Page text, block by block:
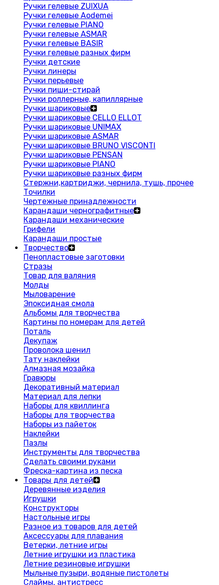
Ручки гелевые ZUIXUA
Ручки гелевые Aodemei
Ручки гелевые PIANO
Ручки гелевые ASMAR
Ручки гелевые BASIR
Ручки гелевые разных фирм
Ручки детские
Ручки линеры
Ручки перьевые
Ручки пиши-стирай
Ручки роллерные, капиллярные
Ручки шариковые
Ручки шариковые CELLO ELLOT
Ручки шариковые UNIMAX
Ручки шариковые ASMAR
Ручки шариковые BRUNO VISCONTI
Ручки шариковые PENSAN
Ручки шариковые PIANO
Ручки шариковые разных фирм
Стержни,картриджи, чернила, тушь, прочее
Точилки
Чертежные принадлежности
Карандаши чернографитные
Карандаши механические
Грифели
Карандаши простые
Творчество
Пенопластовые заготовки
Стразы
Товар для валяния
Молды
Мыловарение
Эпоксидная смола
Альбомы для творчества
Картины по номерам для детей
Поталь
Декупаж
Проволока шенил
Тату наклейки
Алмазная мозайка
Гравюры
Декоративный материал
Материал для лепки
Наборы для квиллинга
Наборы для творчества
Наборы из пайеток
Наклейки
Пазлы
Инструменты для творчества
Сделать своими руками
Фреска-картина из песка
Товары для детей
Деревянные изделия
Игрушки
Конструкторы
Настольные игры
Разное из товаров для детей
Аксессуары для плавания
Ветерки, летние игры
Летние игрушки из пластика
Летние резиновые игрушки
Мыльные пузыри, водяные пистолеты
Слаймы, антистресс